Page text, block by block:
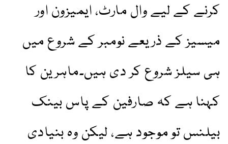
کرنے کے لیے وال مارٹ، ایمیزون اور
میسیز کے ذریعے نومبر کے شروع میں
ہی سیلز شروع کر دی ہیں۔ماہرین کا
کہنا ہے کہ صارفین کے پاس بینک
بیلنس تو موجود ہے، لیکن وہ بنیادی